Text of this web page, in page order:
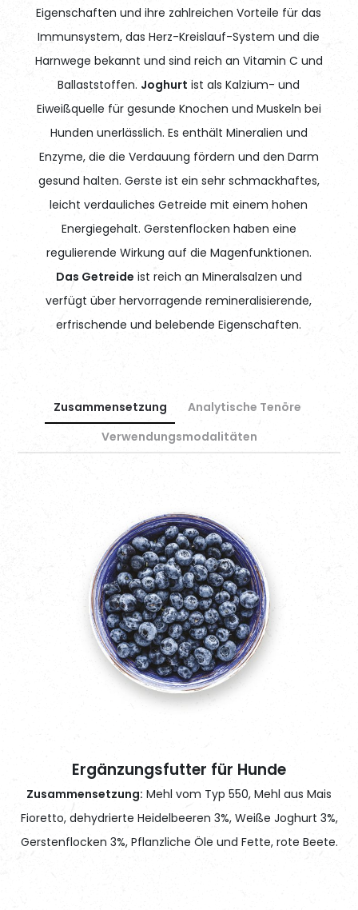
Eigenschaften und ihre zahlreichen Vorteile für das
Immunsystem, das Herz-Kreislauf-System und die
Harnwege bekannt und sind reich an Vitamin C und
Ballaststoffen. Joghurt ist als Kalzium- und
Eiweißquelle für gesunde Knochen und Muskeln bei
Hunden unerlässlich. Es enthält Mineralien und
Enzyme, die die Verdauung fördern und den Darm
gesund halten. Gerste ist ein sehr schmackhaftes,
leicht verdauliches Getreide mit einem hohen
Energiegehalt. Gerstenflocken haben eine
regulierende Wirkung auf die Magenfunktionen.
Das Getreide ist reich an Mineralsalzen und
verfügt über hervorragende remineralisierende,
erfrischende und belebende Eigenschaften.
Zusammensetzung
Analytische Tenöre
Verwendungsmodalitäten
Ergänzungsfutter für Hunde
Zusammensetzung: Mehl vom Typ 550, Mehl aus Mais
Fioretto, dehydrierte Heidelbeeren 3%, Weiße Joghurt 3%,
Gerstenflocken 3%, Pflanzliche Öle und Fette, rote Beete.